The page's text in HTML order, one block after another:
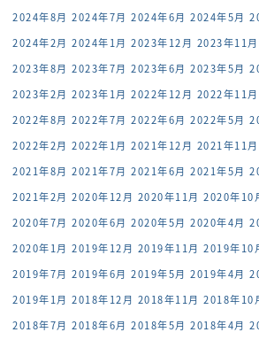
2024年8月 2024年7月 2024年6月 2024年5月
2024年2月 2024年1月 2023年12月 2023年11月
2023年8月 2023年7月 2023年6月 2023年5月
2023年2月 2023年1月 2022年12月 2022年11月
2022年8月 2022年7月 2022年6月 2022年5月
2022年2月 2022年1月 2021年12月 2021年11月
2021年8月 2021年7月 2021年6月 2021年5月
2021年2月 2020年12月 2020年11月 2020年10
2020年7月 2020年6月 2020年5月 2020年4月
2020年1月 2019年12月 2019年11月 2019年10
2019年7月 2019年6月 2019年5月 2019年4月
2019年1月 2018年12月 2018年11月 2018年10
2018年7月 2018年6月 2018年5月 2018年4月